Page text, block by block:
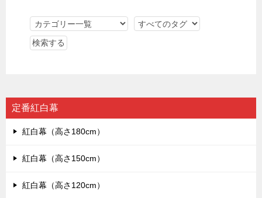
定番紅白幕
紅白幕（高さ180cm）
紅白幕（高さ150cm）
紅白幕（高さ120cm）